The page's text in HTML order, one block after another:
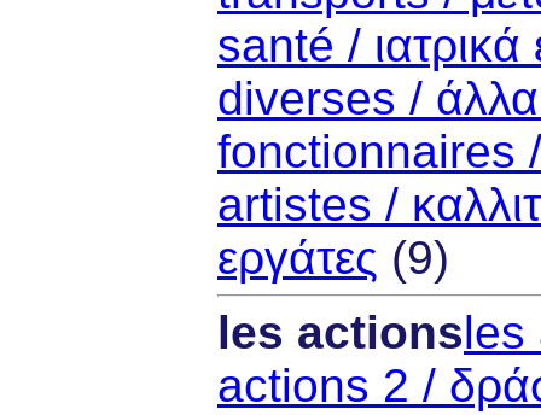
santé /
diverses /
fonctionnaires /
artistes /
εργάτες (9)
les actionsles
actions 2 /